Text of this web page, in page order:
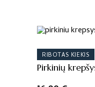
RIBOTAS KIEKIS
Pirkinių